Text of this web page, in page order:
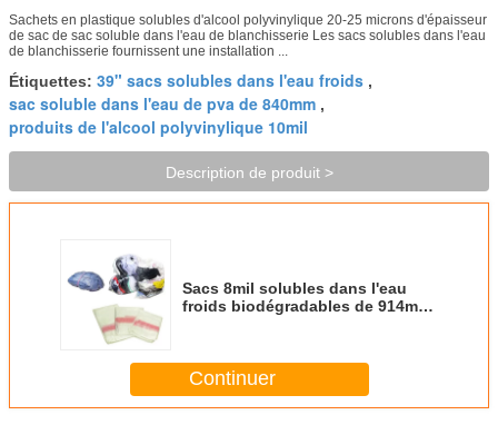
Sachets en plastique solubles d'alcool polyvinylique 20-25 microns d'épaisseur
de sac de sac soluble dans l'eau de blanchisserie Les sacs solubles dans l'eau
de blanchisserie fournissent une installation ...
Étiquettes: 39" sacs solubles dans l'eau froids ,
sac soluble dans l'eau de pva de 840mm ,
produits de l'alcool polyvinylique 10mil
Description de produit >
Sacs 8mil solubles dans l'eau
froids biodégradables de 914mm
Continuer